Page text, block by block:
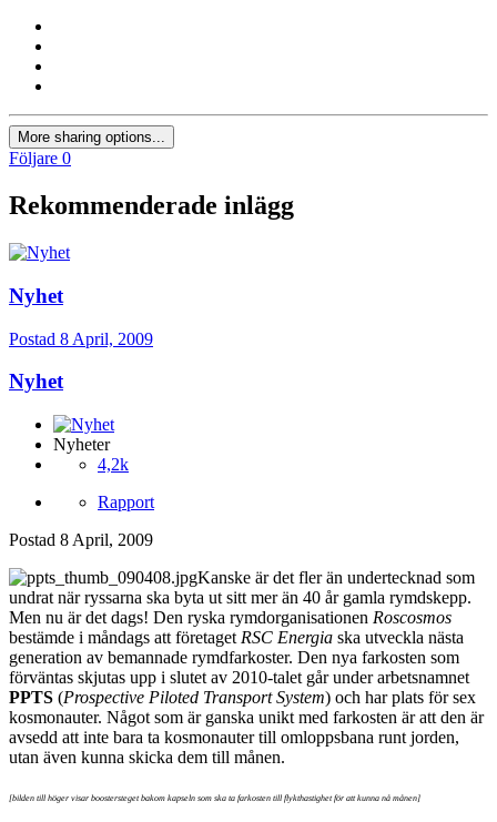
More sharing options...
Följare 0
Rekommenderade inlägg
Nyhet
Postad 8 April, 2009
Nyhet
Nyheter
4,2k
Rapport
Postad 8 April, 2009
Kanske är det fler än undertecknad som
undrat när ryssarna ska byta ut sitt mer än 40 år gamla rymdskepp.
Men nu är det dags! Den ryska rymdorganisationen Roscosmos
bestämde i måndags att företaget RSC Energia ska utveckla nästa
generation av bemannade rymdfarkoster. Den nya farkosten som
förväntas skjutas upp i slutet av 2010-talet går under arbetsnamnet
PPTS (Prospective Piloted Transport System) och har plats för sex
kosmonauter. Något som är ganska unikt med farkosten är att den är
avsedd att inte bara ta kosmonauter till omloppsbana runt jorden,
utan även kunna skicka dem till månen.
[bilden till höger visar boostersteget bakom kapseln som ska ta farkosten till flykthastighet för att kunna nå månen]